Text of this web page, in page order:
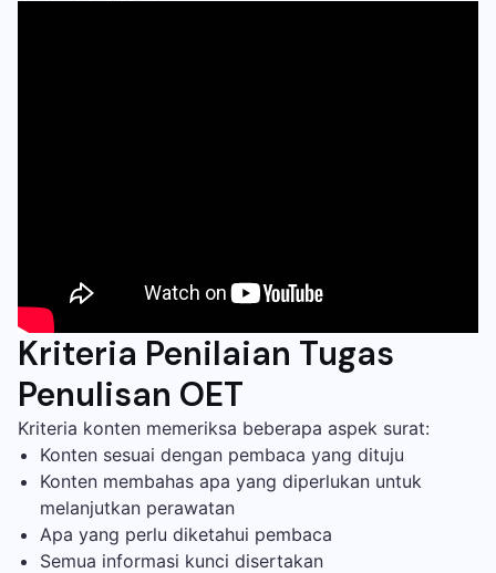
Kriteria Penilaian Tugas
Penulisan OET
Kriteria konten memeriksa beberapa aspek surat:
Konten sesuai dengan pembaca yang dituju
Konten membahas apa yang diperlukan untuk
melanjutkan perawatan
Apa yang perlu diketahui pembaca
Semua informasi kunci disertakan